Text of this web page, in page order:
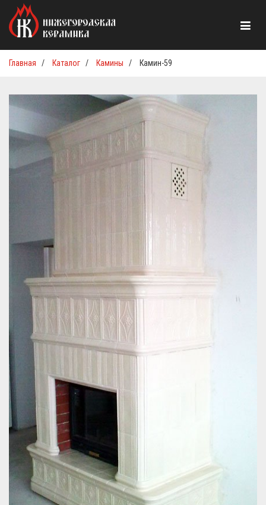
Главная / Каталог / Камины / Камин-59